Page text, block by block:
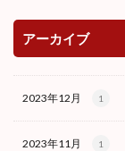
アーカイブ
2023年12月 1
2023年11月 1